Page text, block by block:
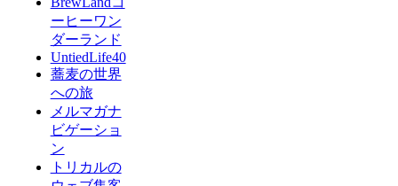
ーヒーワン
ダーランド
UntiedLife40
蕎麦の世界
への旅
メルマガナ
ビゲーショ
ン
トリカルの